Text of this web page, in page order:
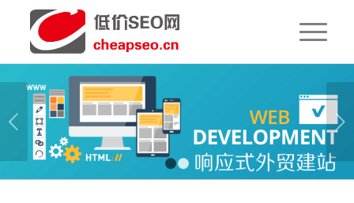
下一页
1 2